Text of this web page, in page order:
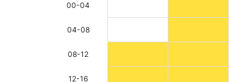
00-04
04-08
08-12
12-16